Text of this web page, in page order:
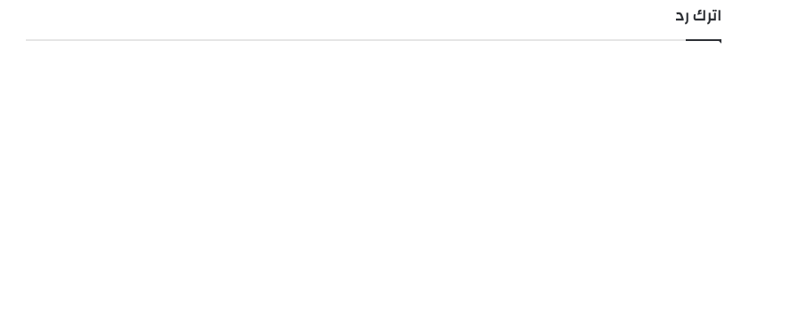
اترك رد